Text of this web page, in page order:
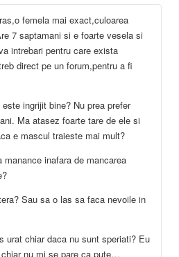
femela mai exact,culoarea
7 saptamani si e foarte vesela si
intrebari pentru care exista
direct pe un forum,pentru a fi
ingrijit bine? Nu prea prefer
Ma atasez foarte tare de ele si
e mascul traieste mai mult?
inafara de mancarea
Sau sa o las sa faca nevoile in
urat chiar daca nu sunt speriati? Eu
nu mi se pare ca pute…